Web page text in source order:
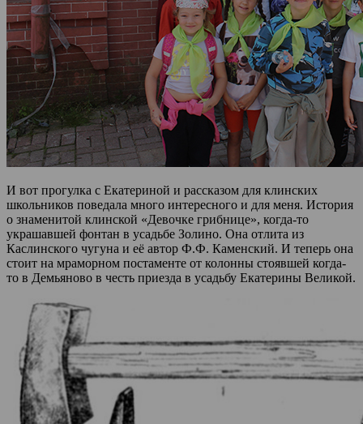
И вот прогулка с Екатериной и рассказом для клинских
школьников поведала много интересного и для меня. История
о знаменитой клинской «Девочке грибнице», когда-то
украшавшей фонтан в усадьбе Золино. Она отлита из
Каслинского чугуна и её автор Ф.Ф. Каменский. И теперь она
стоит на мраморном постаменте от колонны стоявшей когда-
то в Демьяново в честь приезда в усадьбу Екатерины Великой.